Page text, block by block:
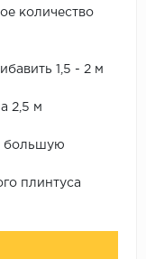
количество
1,5 - 2 м
2,5 м
большую
плинтуса